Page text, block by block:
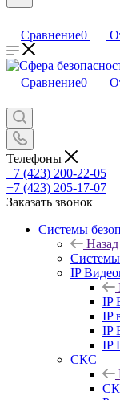
Сравнение0
Сравнение0
Телефоны
+7 (423) 200-22-05
+7 (423) 205-17-07
Заказать звонок
Системы
Назад
Системы
IP
IP
IP
IP
IP
СКС